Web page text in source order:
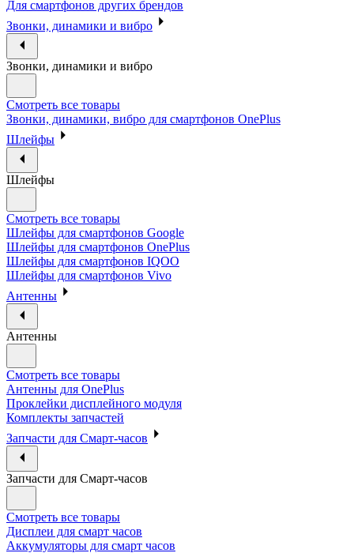
Для смартфонов других брендов
Звонки, динамики и вибро
Звонки, динамики и вибро
Смотреть все товары
Звонки, динамики, вибро для смартфонов OnePlus
Шлейфы
Шлейфы
Смотреть все товары
Шлейфы для смартфонов Google
Шлейфы для смартфонов OnePlus
Шлейфы для смартфонов IQOO
Шлейфы для смартфонов Vivo
Антенны
Антенны
Смотреть все товары
Антенны для OnePlus
Проклейки дисплейного модуля
Комплекты запчастей
Запчасти для Смарт-часов
Запчасти для Смарт-часов
Смотреть все товары
Дисплеи для смарт часов
Аккумуляторы для смарт часов